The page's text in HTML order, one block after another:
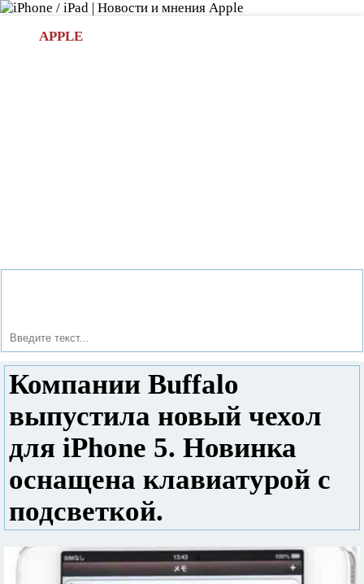
APPLE
Компании Buffalo
выпустила новый чехол
для iPhone 5. Новинка
оснащена клавиатурой с
подсветкой.